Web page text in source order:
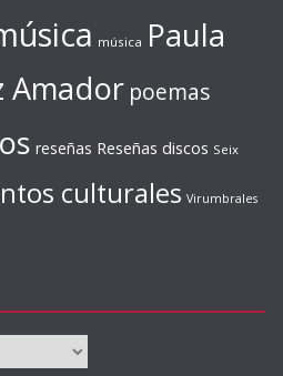
música Paula
Amador poemas
reseñas Reseñas discos Seix
culturales Virumbrales